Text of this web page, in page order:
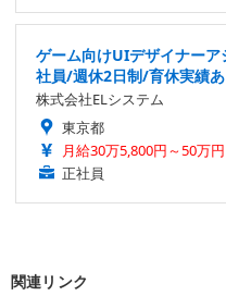
ゲーム向けUIデザイナー
社員/週休2日制/育休実績
株式会社ELシステム
東京都
月給30万5,800円～50万円
正社員
関連リンク